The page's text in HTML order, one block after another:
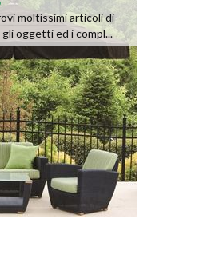
moltissimi articoli di
oggetti ed i compl...